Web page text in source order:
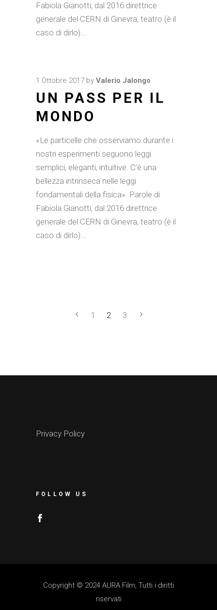
Fabiola Gianotti, dal 2016 direttrice
generale del CERN di Ginevra, teatro (è il
caso di dirlo)
1 Ottobre 2017 by Valerio Jalongo
UN PASS PER IL
MONDO
«Le particelle che osserviamo durante i
nostri esperimenti seguono leggi
semplici, eleganti, intuitive. C’è una
bellezza intrinseca nelle leggi
fondamentali della fisica». Parole di
Fabiola Gianotti, dal 2016 direttrice
generale del CERN di Ginevra, teatro (è il
caso di dirlo)
1 2 3
Privacy Policy
FOLLOW US
Copyright © 2024 AURA Film, Tutti i diritti
riservati